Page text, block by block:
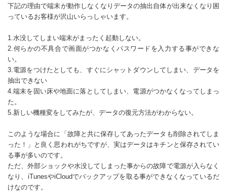
下記の理由で端末が動作しなくなりデータの抽出自体が出来なくなり困
っているお客様が沢山いらっしゃいます。
1.水没してしまい端末がまったく起動しない。
2.何らかの不具合で画面がつかなくパスワードを入力する事ができな
い。
3.電源をつけたとしても、すぐにシャットダウンしてしまい、データを
抽出できない
4.端末を固い床や地面に落としてしまい、電源がつかなくなってしまっ
た。
5.新しい機種変をしてみたが、データの復元方法がわからない。
このような場合に「故障と共に保存してあったデータも削除されてしま
った！」と良く思われがちですが、実はデータはキチンと保存されてい
る事が多いのです。
ただ、外部ショックや水没してしまった事からの故障で電源が入らなく
なり、iTunesやiCloudでバックアップを取る事ができなくなっているだ
けなのです。